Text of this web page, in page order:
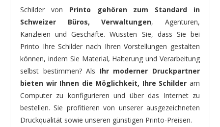
Schilder von Printo gehören zum Standard in
Schweizer Büros, Verwaltungen, Agenturen,
Kanzleien und Geschäfte. Wussten Sie, dass Sie bei
Printo Ihre Schilder nach Ihren Vorstellungen gestalten
können, indem Sie Material, Halterung und Verarbeitung
selbst bestimmen? Als Ihr moderner Druckpartner
bieten wir Ihnen die Möglichkeit, Ihre Schilder am
Computer zu konfigurieren und über das Internet zu
bestellen. Sie profitieren von unserer ausgezeichneten
Druckqualität sowie unseren günstigen Printo-Preisen.